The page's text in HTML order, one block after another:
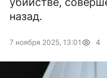
назад.
7 ноября 2025, 13:01 4